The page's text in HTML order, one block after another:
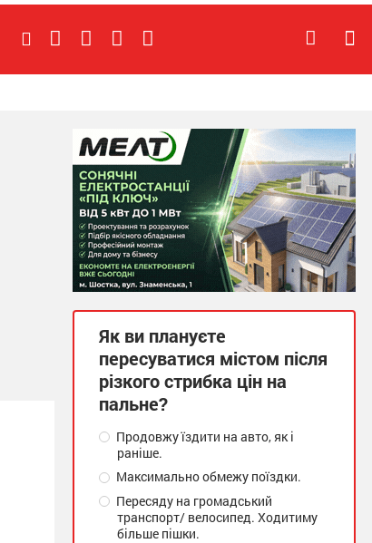
Як ви плануєте
пересуватися містом після
різкого стрибка цін на
пальне?
Продовжу їздити на авто, як і
раніше.
Максимально обмежу поїздки.
Пересяду на громадський
транспорт/ велосипед. Ходитиму
більше пішки.